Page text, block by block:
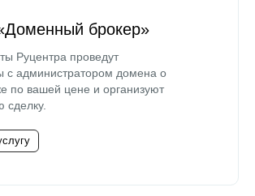
брокер»
Руцентра проведут
с администратором домена о
по вашей цене и организуют
сделку.